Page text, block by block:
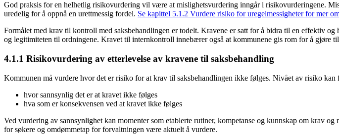
God praksis for en helhetlig risikovurdering vil være at mislighetsvurdering inngår i risikovurderingene.
uredelig for å oppnå en urettmessig fordel. Se kapittel 5.1.2 Vurdere risiko for uregelmessigheter for mer
Formålet med krav til kontroll med saksbehandlingen er todelt. Kravene er satt for å bidra til en effektiv
og legitimiteten til ordningene. Kravet til internkontroll innebærer også at kommunene gis rom for å gjøre
4.1.1 Risikovurdering av etterlevelse av kravene til saksbehandling
Kommunen må vurdere hvor det er risiko for at krav til saksbehandlingen ikke følges. Nivået av risiko kan
hvor sannsynlig det er at kravet ikke følges
hva som er konsekvensen ved at kravet ikke følges
Ved vurdering av sannsynlighet kan momenter som etablerte rutiner, kompetanse og kunnskap om krav
for søkere og omdømmetap for forvaltningen være aktuelt å vurdere.